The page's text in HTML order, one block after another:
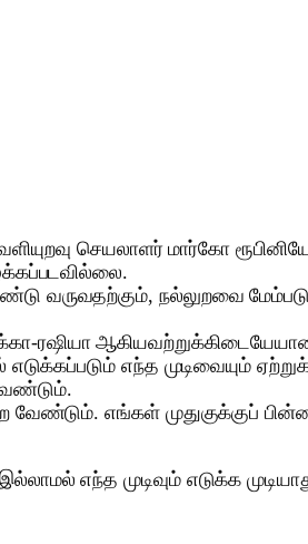
செயலாளர் மார்கோ
வருவதற்கும், நல்லுறவை
ரஷியா ஆகியவற்றுக்கிடையேயான
எந்த முடிவையும்
எங்கள் முதுகுக்குப்
எந்த முடிவும் எடுக்க